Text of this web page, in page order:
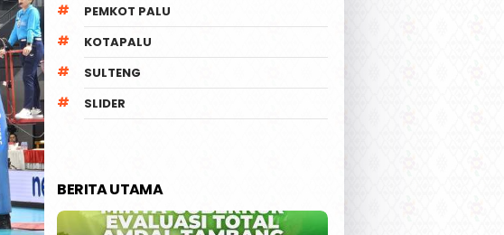
PEMKOT PALU
KOTAPALU
SULTENG
SLIDER
BERITA UTAMA